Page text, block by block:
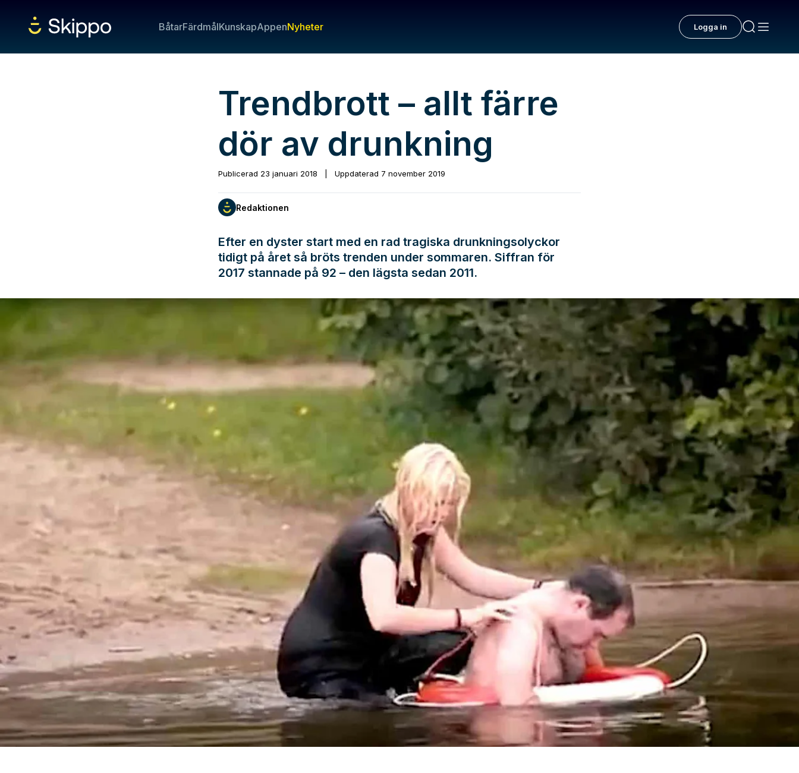
BåtarFärdmålKunskapAppenNyheter Logga in
Trendbrott – allt färre
dör av drunkning
Publicerad 23 januari 2018 Uppdaterad 7 november 2019
Redaktionen
Efter en dyster start med en rad tragiska drunkningsolyckor
tidigt på året så bröts trenden under sommaren. Siffran för
2017 stannade på 92 – den lägsta sedan 2011.